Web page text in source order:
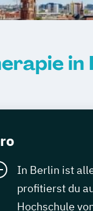
in
In Berlin ist
profitierst du
Hochschule